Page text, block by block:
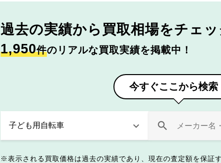
過去の実績から 買取相場をチェ
1,950件のリアルな買取実績を掲載中！
今すぐここから検索
表示される買取価格は過去の実績であり、現在の査定額を保証